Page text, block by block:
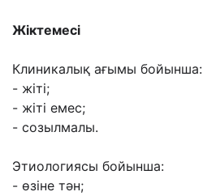
Жіктемесі
Клиникалық ағымы бойынша:
- жіті;
- жіті емес;
- созылмалы.
Этиологиясы бойынша:
- өзіне тəн;